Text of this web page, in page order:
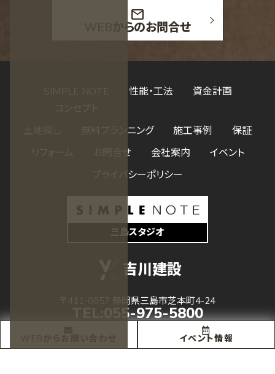
mail
WEBからのお問合せ
性能・工法 資金計画
無料プランニング 施工事例
保証
お問合せ 会社案内
イベント
プライバシーポリシー
三島スタジオ
吉川建設
〒411-0857 静岡県三島市芝本町4-24
055-975-5800
受付 08:00 - 17:00
イベント情報